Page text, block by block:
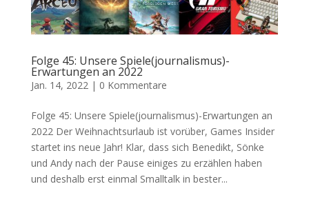
Folge 45: Unsere Spiele(journalismus)-
Erwartungen an 2022
Jan. 14, 2022| 0 Kommentare
Folge 45: Unsere Spiele(journalismus)-Erwartungen an
2022 Der Weihnachtsurlaub ist vorüber, Games Insider
startet ins neue Jahr! Klar, dass sich Benedikt, Sönke
und Andy nach der Pause einiges zu erzählen haben
und deshalb erst einmal Smalltalk in bester...